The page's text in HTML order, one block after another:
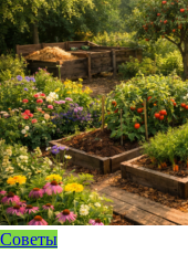
Советы